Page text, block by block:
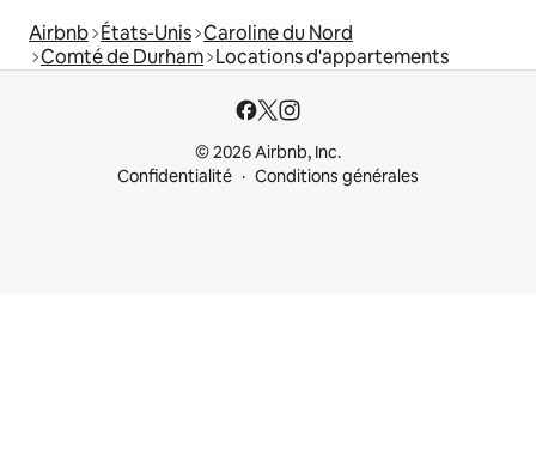
Airbnb États-Unis Caroline du Nord
Comté de Durham Locations d'appartements
© 2026 Airbnb, Inc.
Confidentialité
Conditions générales